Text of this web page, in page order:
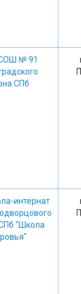
№ 91
СПб
интернат
"Школа